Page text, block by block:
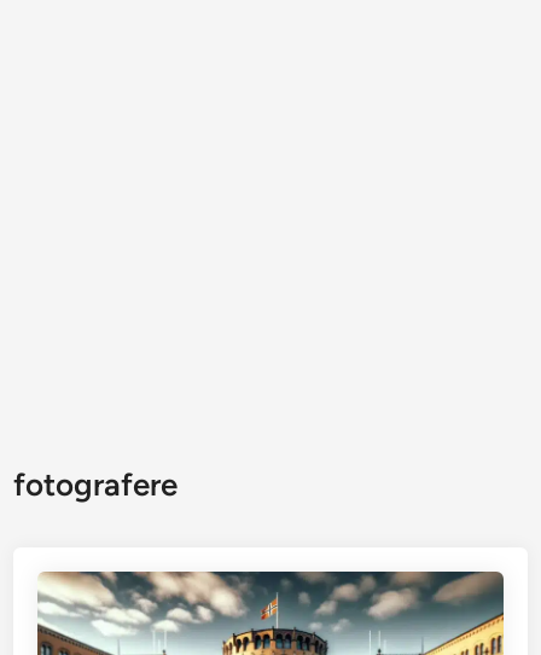
fotografere